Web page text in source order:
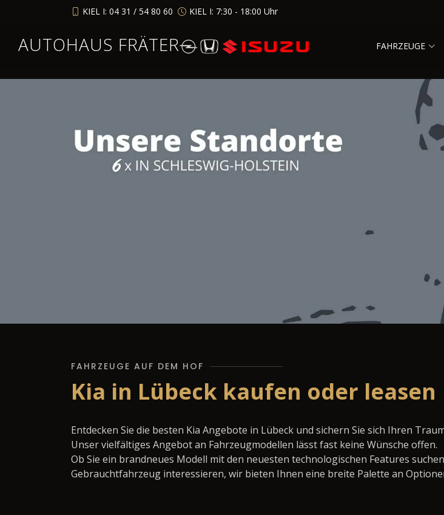
KIEL I: 04 31 / 54 80 60 KIEL I: 7:30 - 18:00 Uhr
AUTOHAUS FRÄTER FAHRZEUGE
FAHRZEUGE AUF DEM HOF
Kia in Lübeck kaufen oder leasen
Entdecken Sie die besten Kia Angebote in Lübeck und sichern Sie sich Ihren
Unser vielfältiges Angebot an Fahrzeugmodellen lässt fast keine Wünsche offen.
Ob Sie ein brandneues Modell mit den neuesten technologischen Features
Gebrauchtfahrzeug interessieren, wir bieten Ihnen eine breite Palette an